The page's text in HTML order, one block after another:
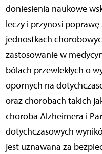
doniesienia naukowe
leczy i przynosi
jednostkach
zastosowanie w
bólach przewlekłych o
opornych na
oraz chorobach takich
choroba Alzheimera i
dotychczasowych
jest uznawana za